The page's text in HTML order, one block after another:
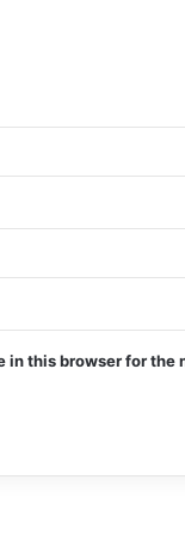
in this browser for the